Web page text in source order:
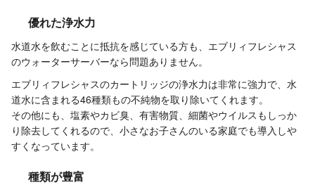
優れた浄水力
水道水を飲むことに抵抗を感じている方も、エブリィフレシャス
のウォーターサーバーなら問題ありません。
エブリィフレシャスのカートリッジの浄水力は非常に強力で、水
道水に含まれる46種類もの不純物を取り除いてくれます。
その他にも、塩素やカビ臭、有害物質、細菌やウイルスもしっか
り除去してくれるので、小さなお子さんのいる家庭でも導入しや
すくなっています。
種類が豊富